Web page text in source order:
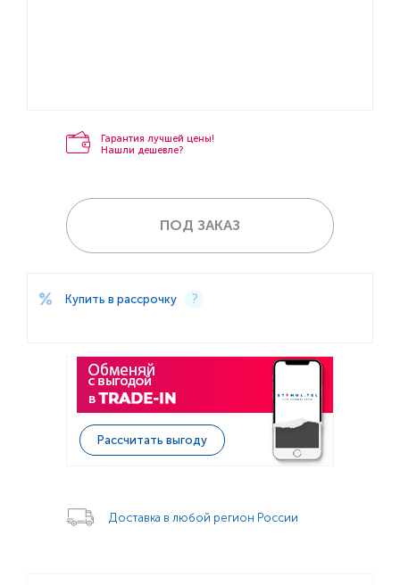
Гарантия лучшей цены!
Нашли дешевле?
ПОД ЗАКАЗ
Купить в рассрочку
Рассчитать выгоду
Доставка в любой регион России